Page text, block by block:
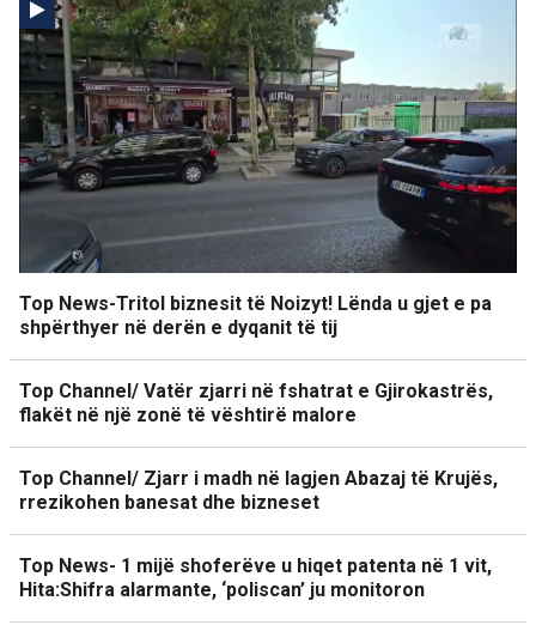
Top News-Tritol biznesit të Noizyt! Lënda u gjet e pa
shpërthyer në derën e dyqanit të tij
Top Channel/ Vatër zjarri në fshatrat e Gjirokastrës,
flakët në një zonë të vështirë malore
Top Channel/ Zjarr i madh në lagjen Abazaj të Krujës,
rrezikohen banesat dhe bizneset
Top News- 1 mijë shoferëve u hiqet patenta në 1 vit,
Hita:Shifra alarmante, ‘poliscan’ ju monitoron